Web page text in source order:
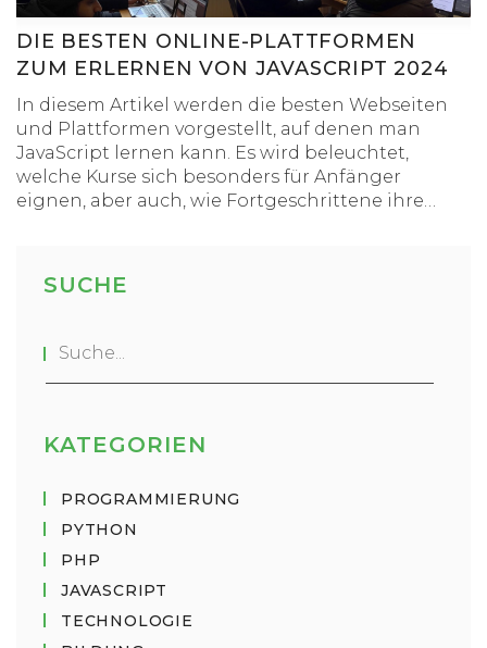
DIE BESTEN ONLINE-PLATTFORMEN
ZUM ERLERNEN VON JAVASCRIPT 2024
In diesem Artikel werden die besten Webseiten
und Plattformen vorgestellt, auf denen man
JavaScript lernen kann. Es wird beleuchtet,
welche Kurse sich besonders für Anfänger
eignen, aber auch, wie Fortgeschrittene ihre
Lernplattformen eingegangen, sodass Leser eine
informierte Entscheidung treffen können,
Lernzielen passen.
SUCHE
KATEGORIEN
PROGRAMMIERUNG
PYTHON
PHP
JAVASCRIPT
TECHNOLOGIE